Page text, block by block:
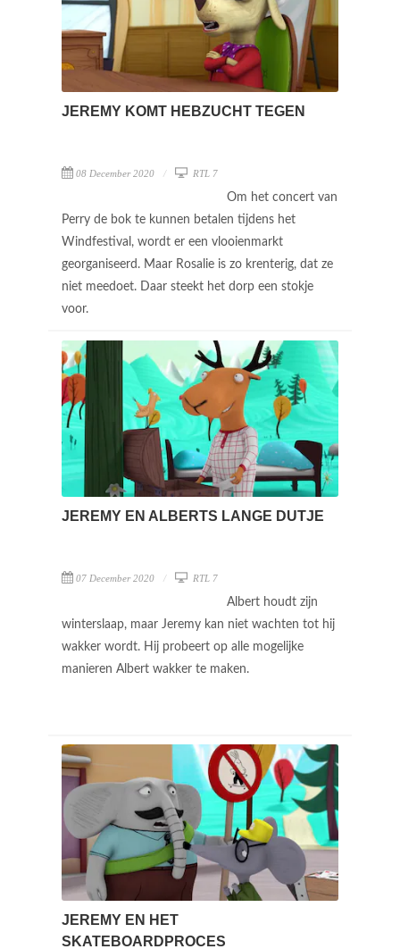
JEREMY KOMT HEBZUCHT TEGEN
08 December 2020 RTL 7
Om het concert van
Perry de bok te kunnen betalen tijdens het
Windfestival, wordt er een vlooienmarkt
georganiseerd. Maar Rosalie is zo krenterig, dat ze
niet meedoet. Daar steekt het dorp een stokje
voor.
JEREMY EN ALBERTS LANGE DUTJE
07 December 2020 RTL 7
Albert houdt zijn
winterslaap, maar Jeremy kan niet wachten tot hij
wakker wordt. Hij probeert op alle mogelijke
manieren Albert wakker te maken.
JEREMY EN HET
SKATEBOARDPROCES